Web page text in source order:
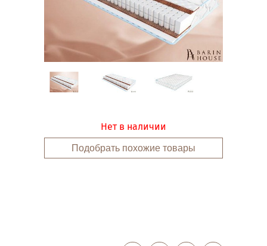
Нет в наличии
Подобрать похожие товары